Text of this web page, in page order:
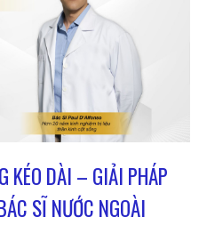
KÉO DÀI – GIẢI PHÁP
SĨ NƯỚC NGOÀI